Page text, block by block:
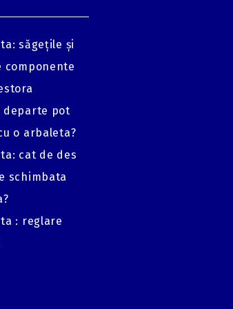
săgețile și
componente
departe pot
o arbaleta?
cat de des
schimbata
: reglare